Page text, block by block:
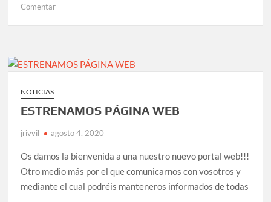
Comentaren
NOTICIAS
ESTRENAMOS PÁGINA WEB
jrivvil agosto 4, 2020
Os damos la bienvenida a una nuestro nuevo portal web!!!
Otro medio más por el que comunicarnos con vosotros y
mediante el cual podréis manteneros informados de todas